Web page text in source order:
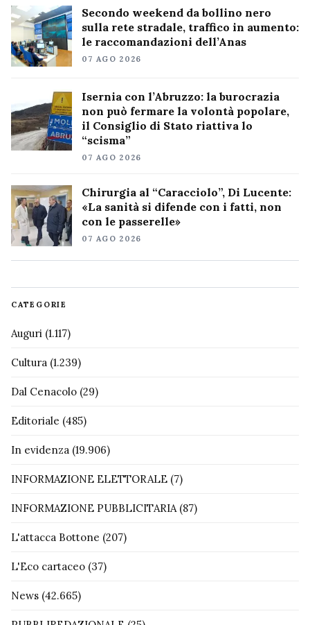
Secondo weekend da bollino nero
sulla rete stradale, traffico in aumento:
le raccomandazioni dell’Anas
07 AGO 2026
Isernia con l’Abruzzo: la burocrazia
non può fermare la volontà popolare,
il Consiglio di Stato riattiva lo
“scisma”
07 AGO 2026
Chirurgia al “Caracciolo”, Di Lucente:
«La sanità si difende con i fatti, non
con le passerelle»
07 AGO 2026
CATEGORIE
Auguri (1.117)
Cultura (1.239)
Dal Cenacolo (29)
Editoriale (485)
In evidenza (19.906)
INFORMAZIONE ELETTORALE (7)
INFORMAZIONE PUBBLICITARIA(87)
L'attacca Bottone (207)
L'Eco cartaceo (37)
News (42.665)